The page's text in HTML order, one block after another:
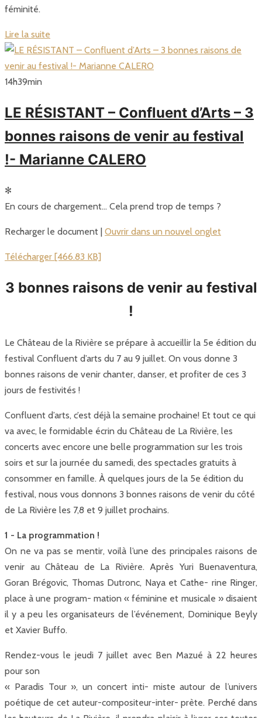
féminité.
Lire la suite
14h39min
LE RÉSISTANT – Confluent d’Arts – 3
bonnes raisons de venir au festival
!- Marianne CALERO
✻
En cours de chargement… Cela prend trop de temps ?
Recharger le document | Ouvrir dans un nouvel onglet
Télécharger [466.83 KB]
3 bonnes raisons de venir au festival
!
Le Château de la Rivière se prépare à accueillir la 5e édition du
festival Confluent d’arts du 7 au 9 juillet. On vous donne 3
bonnes raisons de venir chanter, danser, et profiter de ces 3
jours de festivités !
Confluent d’arts, c’est déjà la semaine prochaine! Et tout ce qui
va avec, le formidable écrin du Château de La Rivière, les
concerts avec encore une belle programmation sur les trois
soirs et sur la journée du samedi, des spectacles gratuits à
consommer en famille. À quelques jours de la 5e édition du
festival, nous vous donnons 3 bonnes raisons de venir du côté
de La Rivière les 7,8 et 9 juillet prochains.
1 - La programmation !
On ne va pas se mentir, voilà l’une des principales raisons de
venir au Château de La Rivière. Après Yuri Buenaventura,
Goran Brégovic, Thomas Dutronc, Naya et Cathe- rine Ringer,
place à une program- mation « féminine et musicale » disaient
il y a peu les organisateurs de l’événement, Dominique Beyly
et Xavier Buffo.
Rendez-vous le jeudi 7 juillet avec Ben Mazué à 22 heures
pour son
« Paradis Tour », un concert inti- miste autour de l’univers
poétique de cet auteur-compositeur-inter- prète. Perché dans